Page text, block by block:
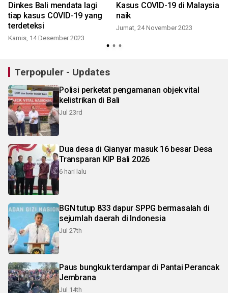
Dinkes Bali mendata lagi
tiap kasus COVID-19 yang
terdeteksi
Kamis, 14 Desember 2023
Kasus COVID-19 di Malaysia
naik
Jumat, 24 November 2023
Terpopuler - Updates
Polisi perketat pengamanan objek vital
kelistrikan di Bali
Jul 23rd
Dua desa di Gianyar masuk 16 besar Desa
Transparan KIP Bali 2026
6 hari lalu
BGN tutup 833 dapur SPPG bermasalah di
sejumlah daerah di Indonesia
Jul 27th
Paus bungkuk terdampar di Pantai Perancak
Jembrana
Jul 14th